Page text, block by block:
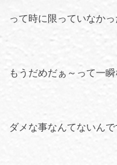
って時に限っていなかっ
もうだめだぁ～って一
ダメな事なんてないん